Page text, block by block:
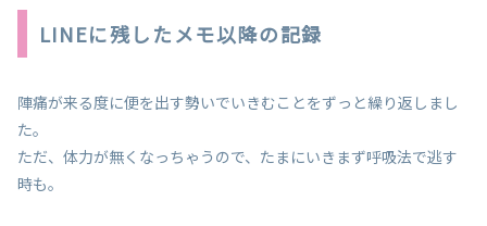
LINEに残したメモ以降の記録
陣痛が来る度に便を出す勢いでいきむことをずっと繰り返しまし
た。
ただ、体力が無くなっちゃうので、たまにいきまず呼吸法で逃す
時も。